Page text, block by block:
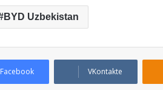
BYD Uzbekistan
Facebook VKontakte